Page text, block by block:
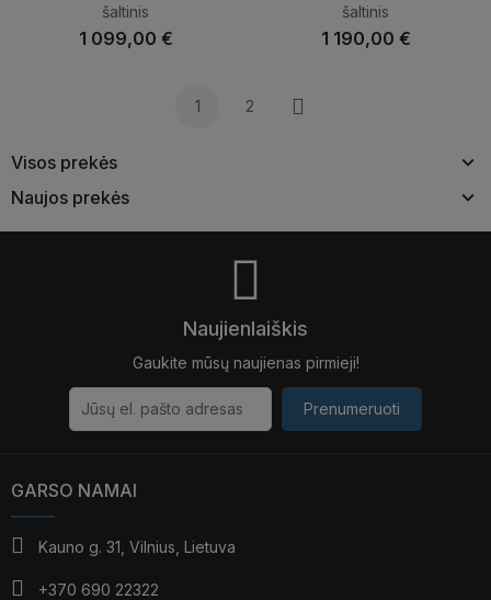
Visos prekės
Naujos prekės
šaltinis
1 099,00 €
šaltinis
1 190,00 €
1 2
Tęsti
Naujienlaiškis
Gaukite mūsų naujienas pirmieji!
Prenumeruoti
GARSO NAMAI
Kauno g. 31, Vilnius, Lietuva
+370 690 22322